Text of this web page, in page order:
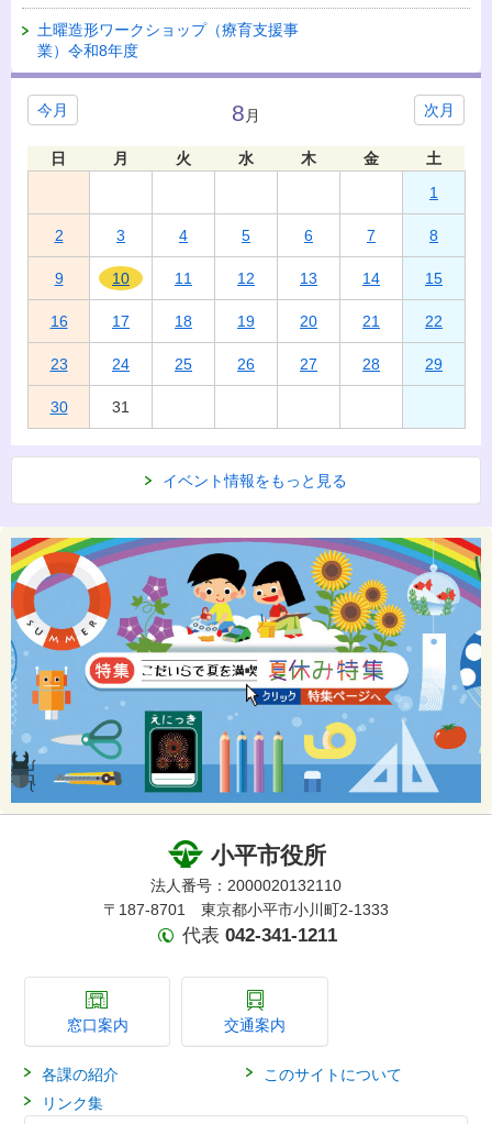
土曜造形ワークショップ（療育支援事
業）令和8年度
今月 次月
8 月
日 月 火 水 木 金
土
1
2 3 4 5 6 7 8
9 10 11 12 13 14 15
16 17 18 19 20 21 22
23 24 25 26 27 28 29
30 31
イベント情報をもっと見る
小平市役所
法人番号：2000020132110
〒187-8701 東京都小平市小川町2-1333
代表 042-341-1211
窓口案内 交通案内
各課の紹介
このサイトについて
リンク集